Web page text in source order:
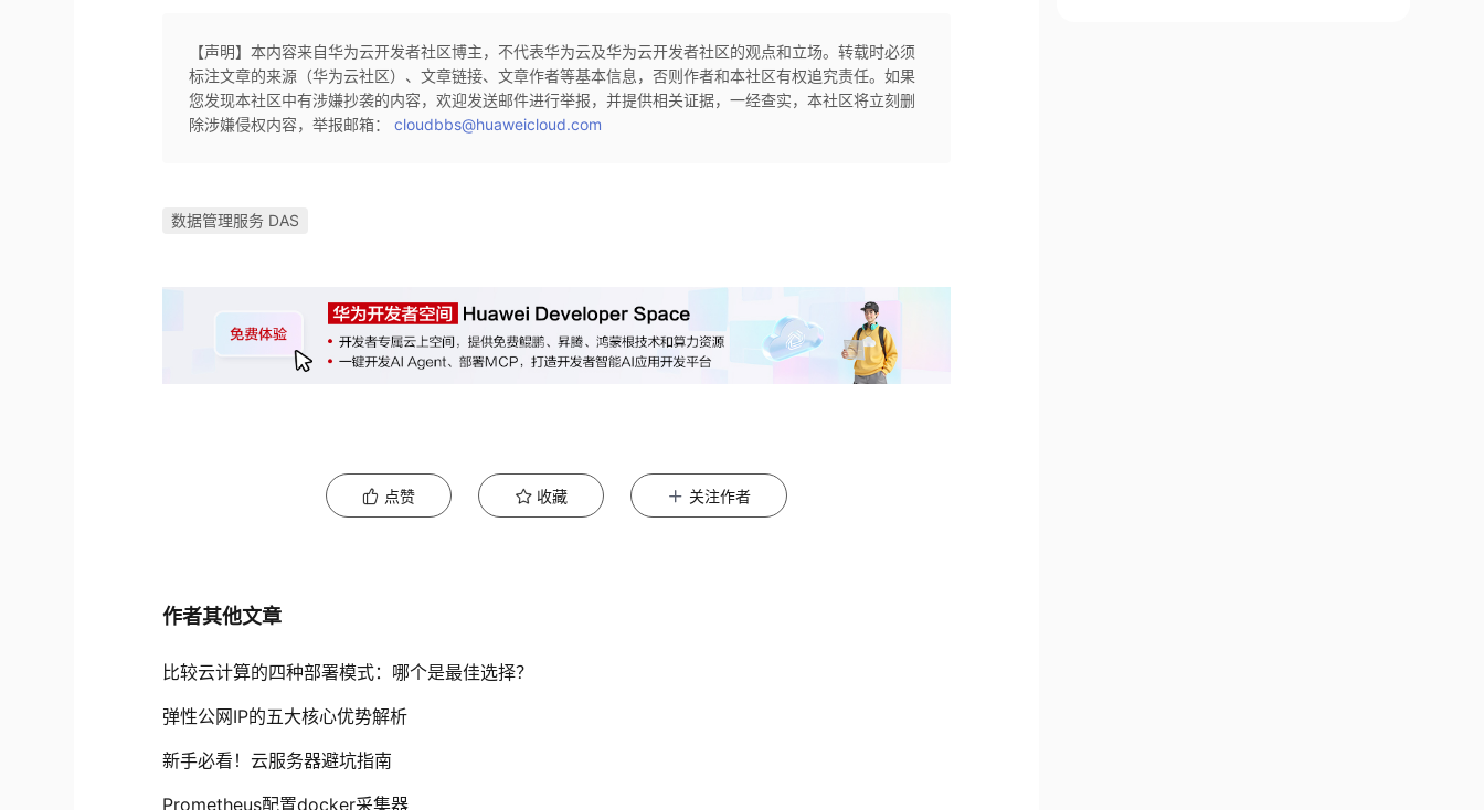
【声明】本内容来自华为云开发者社区博主，不代表华为云及华为云开发者社区的观点和立场。转载时必须
标注文章的来源（华为云社区）、文章链接、文章作者等基本信息，否则作者和本社区有权追究责任。如果
您发现本社区中有涉嫌抄袭的内容，欢迎发送邮件进行举报，并提供相关证据，一经查实，本社区将立刻删
除涉嫌侵权内容，举报邮箱：cloudbbs@huaweicloud.com
数据管理服务 DAS
点赞 收藏 关注作者
作者其他文章
比较云计算的四种部署模式：哪个是最佳选择？
弹性公网IP的五大核心优势解析
新手必看！云服务器避坑指南
Prometheus配置docker采集器